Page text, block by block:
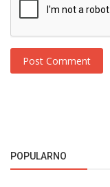
Post Comment
POPULARNO